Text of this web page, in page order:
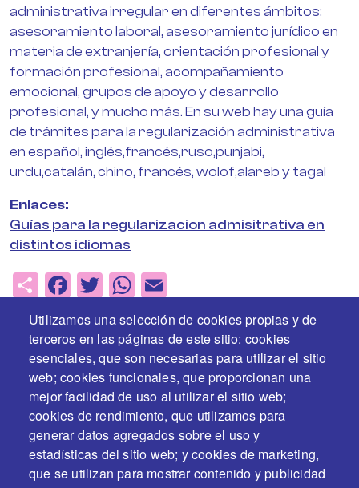
administrativa irregular en diferentes ámbitos:
asesoramiento laboral, asesoramiento jurídico en
materia de extranjería, orientación profesional y
formación profesional, acompañamiento
emocional, grupos de apoyo y desarrollo
profesional, y mucho más. En su web hay una guía
de trámites para la regularización administrativa
en español, inglés,francés,ruso,punjabi,
urdu,catalán, chino, francés, wolof,alareb y tagal
Enlaces
Guías para la regularizacion admisitrativa en
distintos idiomas
Share
Facebook
Twitter
WhatsApp
En colaboración y con el apoyo de
Utilizamos una selección de cookies propias y de
terceros en las páginas de este sitio: cookies
esenciales, que son necesarias para utilizar el sitio
web; cookies funcionales, que proporcionan una
mejor facilidad de uso al utilizar el sitio web;
cookies de rendimiento, que utilizamos para
generar datos agregados sobre el uso y
estadísticas del sitio web; y cookies de marketing,
que se utilizan para mostrar contenido y publicidad